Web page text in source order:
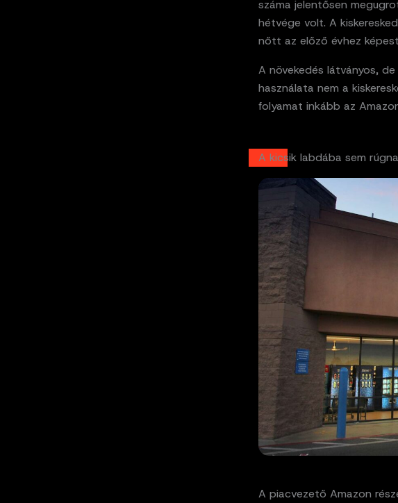
száma jelentősen
hétvége volt. A
nőtt az előző évhez
A növekedés látványos,
használata nem a
folyamat inkább az
A kicsik labdába sem
A piacvezető Amazon